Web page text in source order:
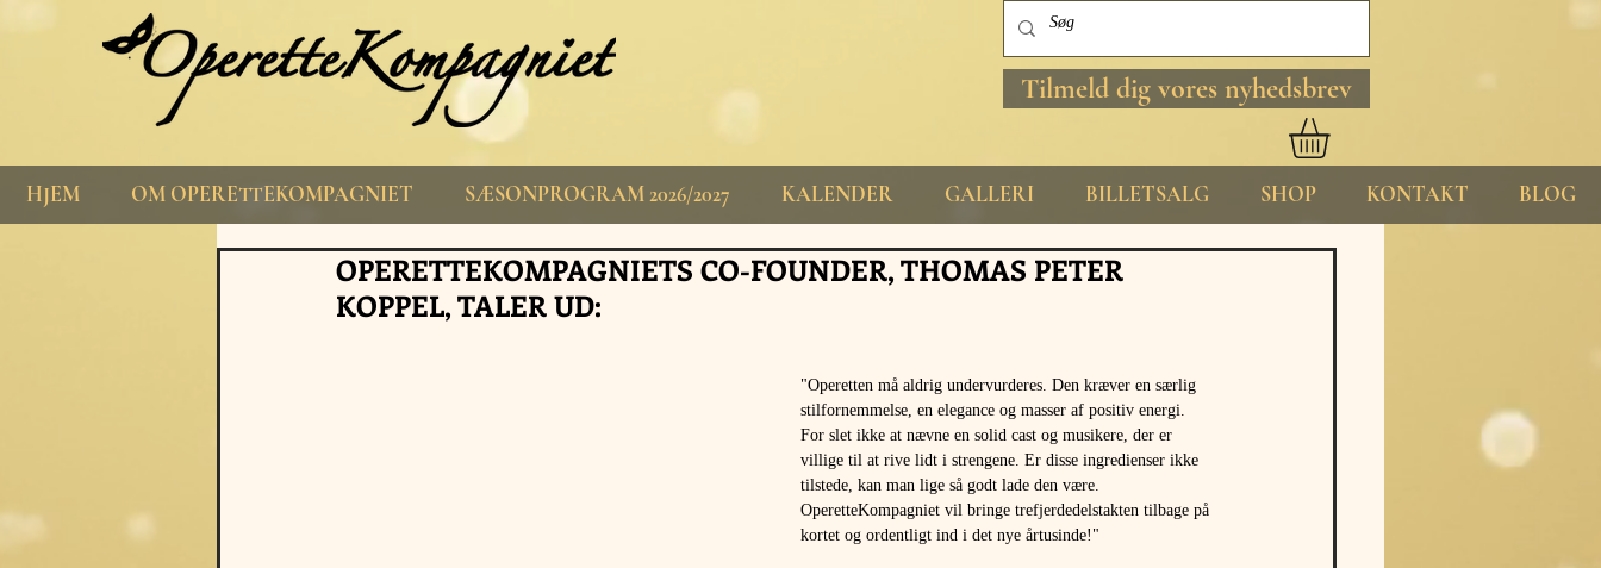
Tilmeld dig vores nyhedsbrev
HJEM OM OPERETTEKOMPAGNIET SÆSONPROGRAM 2026/2027 KALENDER GALLERI BILLETSALG SHOP KONTAKT BLOG
OPERETTEKOMPAGNIETS CO-FOUNDER, THOMAS PETER
KOPPEL, TALER UD:
"Operetten må aldrig undervurderes. Den kræver en særlig
stilfornemmelse, en elegance og masser af positiv energi.
For slet ikke at nævne en solid cast og musikere, der er
villige til at rive lidt i strengene. Er disse ingredienser ikke
tilstede, kan man lige så godt lade den være.
OperetteKompagniet vil bringe trefjerdedelstakten tilbage på
kortet og ordentligt ind i det nye årtusinde!"